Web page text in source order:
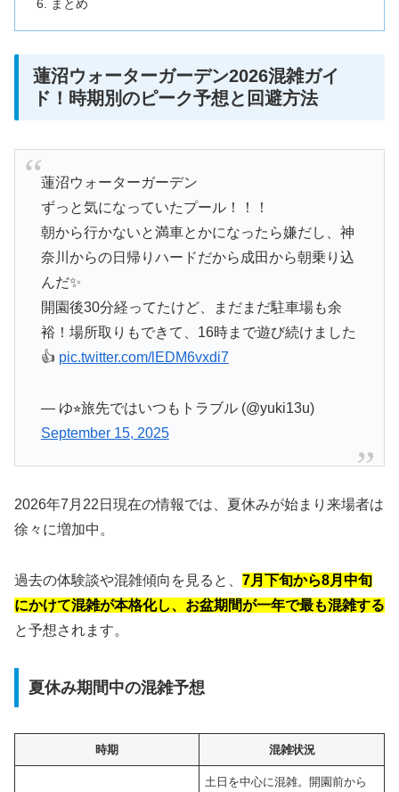
まとめ
蓮沼ウォーターガーデン2026混雑ガイ
ド！時期別のピーク予想と回避方法
蓮沼ウォーターガーデン
ずっと気になっていたプール！！！
朝から行かないと満車とかになったら嫌だし、神
奈川からの日帰りハードだから成田から朝乗り込
んだ✨
開園後30分経ってたけど、まだまだ駐車場も余
裕！場所取りもできて、16時まで遊び続けました
👍 pic.twitter.com/lEDM6vxdi7
— ゆ⭐︎旅先ではいつもトラブル (@yuki13u)
September 15, 2025
2026年7月22日現在の情報では、夏休みが始まり来場者は
徐々に増加中。
過去の体験談や混雑傾向を見ると、 7月下旬から8月中旬
にかけて混雑が本格化し、お盆期間が一年で最も混雑する
と予想されます。
夏休み期間中の混雑予想
時期 混雑状況
土日を中心に混雑。開園前から